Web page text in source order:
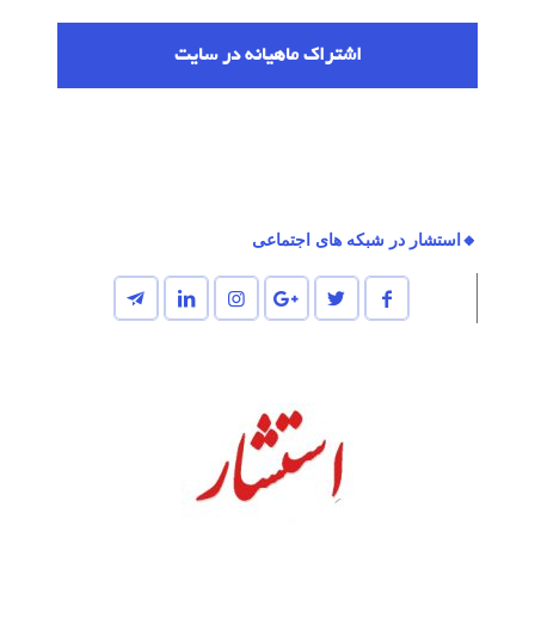
اشتراك ماهیانه در سایت
🔸استشار در شبکه های اجتماعی